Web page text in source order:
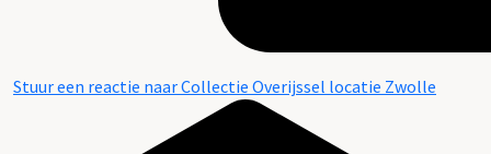
Stuur een reactie naar Collectie Overijssel locatie Zwolle